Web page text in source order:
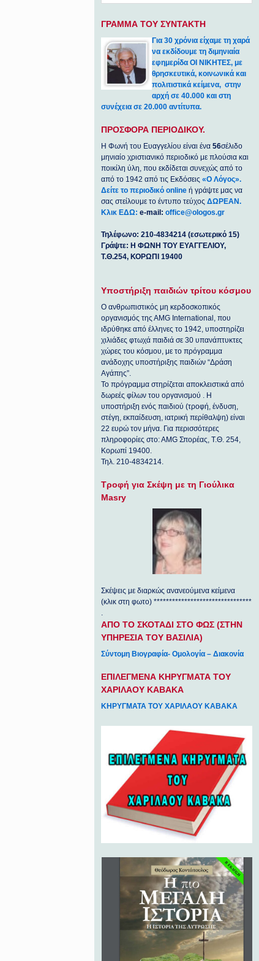
ΓΡΑΜΜΑ ΤΟΥ ΣΥΝΤΑΚΤΗ
Για 30 χρόνια είχαμε τη χαρά
να εκδίδουμε τη διμηνιαία
εφημερίδα ΟΙ ΝΙΚΗΤΕΣ, με
θρησκευτικά, κοινωνικά και
πολιτιστικά κείμενα, στην
αρχή σε 40.000 και στη
συνέχεια σε 20.000 αντίτυπα.
ΠΡΟΣΦΟΡΑ ΠΕΡΙΟΔΙΚΟΥ.
Η Φωνή του Ευαγγελίου είναι ένα56σέλιδο
μηνιαίο χριστιανικό περιοδικό με πλούσια και
ποικίλη ύλη, που εκδίδεται συνεχώς από το
από το 1942 από τις Εκδόσεις«Ο Λόγος».
Δείτε το περιοδικό online ή γράψτε μας να
σας στείλουμε το έντυπο τεύχοςΔΩΡΕΑΝ.
Κλικ ΕΔΩ: e-mail:office@ologos.gr
Τηλέφωνο: 210-4834214 (εσωτερικό 15)
Γράψτε: Η ΦΩΝΗ ΤΟΥ ΕΥΑΓΓΕΛΙΟΥ,
Τ.Θ.254, ΚΟΡΩΠΙ 19400
Υποστήριξη παιδιών τρίτου κόσμου
Ο ανθρωπιστικός μη κερδοσκοπικός
οργανισμός της ΑΜG International, που
ιδρύθηκε από έλληνες το 1942, υποστηρίζει
χιλιάδες φτωχά παιδιά σε 30 υπανάπτυκτες
χώρες του κόσμου, με το πρόγραμμα
ανάδοχης υποστήριξης παιδιών “Δράση
Αγάπης”.
Το πρόγραμμα στηρίζεται αποκλειστικά από
δωρεές φίλων του οργανισμού . Η
υποστήριξη ενός παιδιού (τροφή, ένδυση,
στέγη, εκπαίδευση, ιατρική περίθαλψη) είναι
22 ευρώ τον μήνα. Για περισσότερες
πληροφορίες στο: ΑΜG Σπορέας, Τ.Θ. 254,
Κορωπί 19400.
Τηλ. 210-4834214.
Τροφή για Σκέψη με τη Γιούλικα
Masry
Σκέψεις με διαρκώς ανανεούμενα κείμενα
(κλικ στη φωτο) ********************************
.
ΑΠΟ ΤΟ ΣΚΟΤΑΔΙ ΣΤΟ ΦΩΣ (ΣΤΗΝ
ΥΠΗΡΕΣΙΑ ΤΟΥ ΒΑΣΙΛΙΑ)
Σύντομη Βιογραφία- Ομολογία – Διακονία
ΕΠΙΛΕΓΜΕΝΑ ΚΗΡΥΓΜΑΤΑ ΤΟΥ
ΧΑΡΙΛΑΟΥ ΚΑΒΑΚΑ
ΚΗΡΥΓΜΑΤΑ ΤΟΥ ΧΑΡΙΛΑΟΥ ΚΑΒΑΚΑ